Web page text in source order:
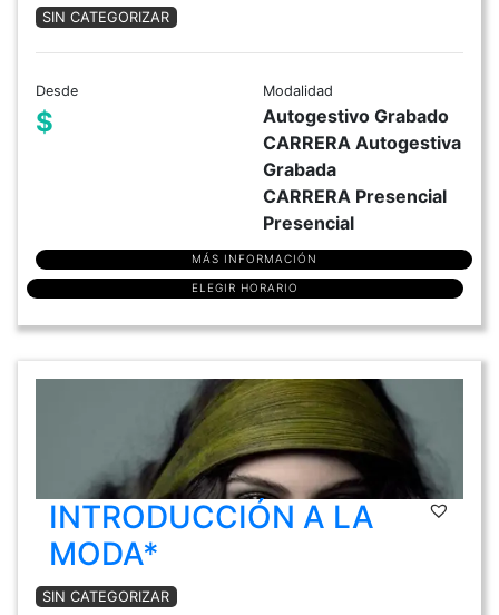
SIN CATEGORIZAR
Desde
$
Modalidad
Autogestivo Grabado
CARRERA Autogestiva
Grabada
CARRERA Presencial
Presencial
MÁS INFORMACIÓN
ELEGIR HORARIO
INTRODUCCIÓN A LA
MODA*
SIN CATEGORIZAR